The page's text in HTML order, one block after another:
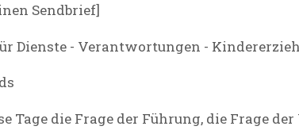
Sendbrief]
Dienste - Verantwortungen -
Tage die Frage der Führung, die Frage